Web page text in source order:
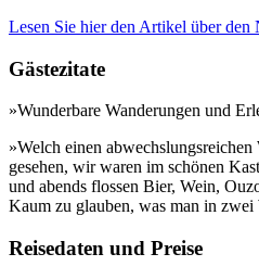
Lesen Sie hier den Artikel über
Gästezitate
»Wunderbare Wanderungen und
»Welch einen
gesehen, wir waren im schönen
und abends flossen Bier, Wein,
Kaum zu glauben, was man in
Reisedaten und Preise